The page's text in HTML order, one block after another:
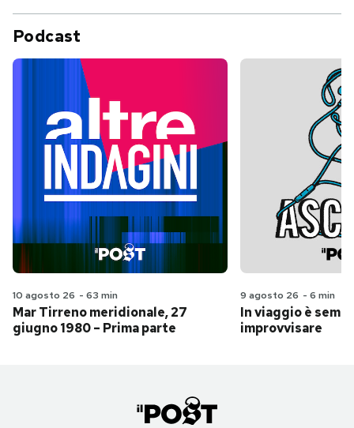
Podcast
10 agosto 26 - 63 min
Mar Tirreno meridionale, 27
giugno 1980 – Prima parte
9 agosto 26 - 6 min
In viaggio è
improvvisare